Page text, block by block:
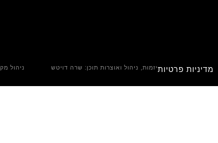
מדיניות פרטיותיזמות, ניהול ואוצרות תוכן: שרה דויטש ניהול